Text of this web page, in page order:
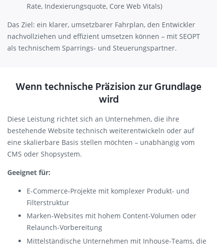
Rate, Indexierungsquote, Core Web Vitals)
Das Ziel: ein klarer, umsetzbarer Fahrplan, den Entwickler
nachvollziehen und effizient umsetzen können – mit SEOPT
als technischem Sparrings- und Steuerungspartner.
Wenn technische Präzision zur Grundlage
wird
Diese Leistung richtet sich an Unternehmen, die ihre
bestehende Website technisch weiterentwickeln oder auf
eine skalierbare Basis stellen möchten – unabhängig vom
CMS oder Shopsystem.
Geeignet für:
E-Commerce-Projekte mit komplexer Produkt- und
Filterstruktur
Marken-Websites mit hohem Content-Volumen oder
Relaunch-Vorbereitung
Mittelständische Unternehmen mit Inhouse-Teams, die